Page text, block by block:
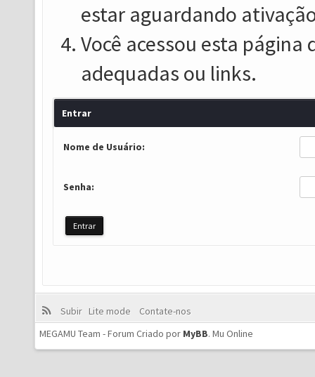
estar aguardando
Você acessou esta
adequadas ou links.
Entrar
Nome de Usuário:
Senha:
Subir Lite mode
Contate-nos
MEGAMU Team - Forum Criado por MyBB. Mu Online